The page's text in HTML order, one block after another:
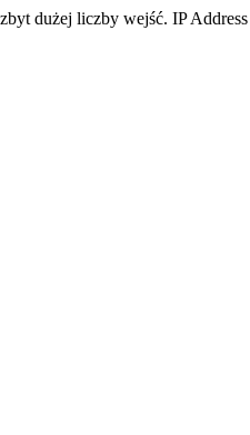
dużej liczby wejść. IP